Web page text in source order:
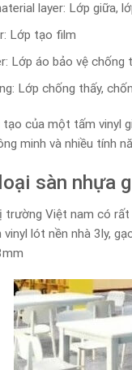
layer: Lớp giữa,
Lớp tạo film
Lớp áo bảo vệ chống
Lớp chống thấy,
tạo của một tấm vinyl
minh và nhiều tính
sàn nhựa
trường Việt nam có
vinyl lót nền nhà 3ly,